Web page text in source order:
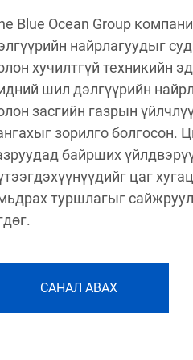
Blue Ocean Group
найрлагуудыг
хучилтгүй техникийн
шил дэлгүүрийн
засгийн газрын
зорилго болгосон.
байрших
цаг
туршлагыг
САНАЛ АВАХ